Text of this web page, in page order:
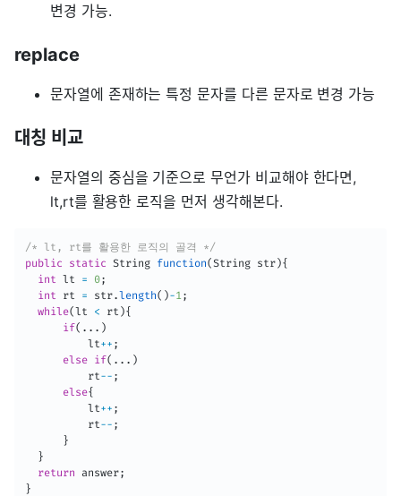
변경 가능.
replace
문자열에 존재하는 특정 문자를 다른 문자로 변경 가능
대칭 비교
문자열의 중심을 기준으로 무언가 비교해야 한다면,
lt,rt를 활용한 로직을 먼저 생각해본다.
/* lt, rt를 활용한 로직의 골격 */
public
static String function(String str ){
int lt = 0;
int rt = str.length( )-1;
while(lt < rt ){
if( . . . )
          lt
++ ;
else if( . . . )
          rt
-- ;
else{
          lt
++ ;
          rt
-- ;
}
}
return answer;
}